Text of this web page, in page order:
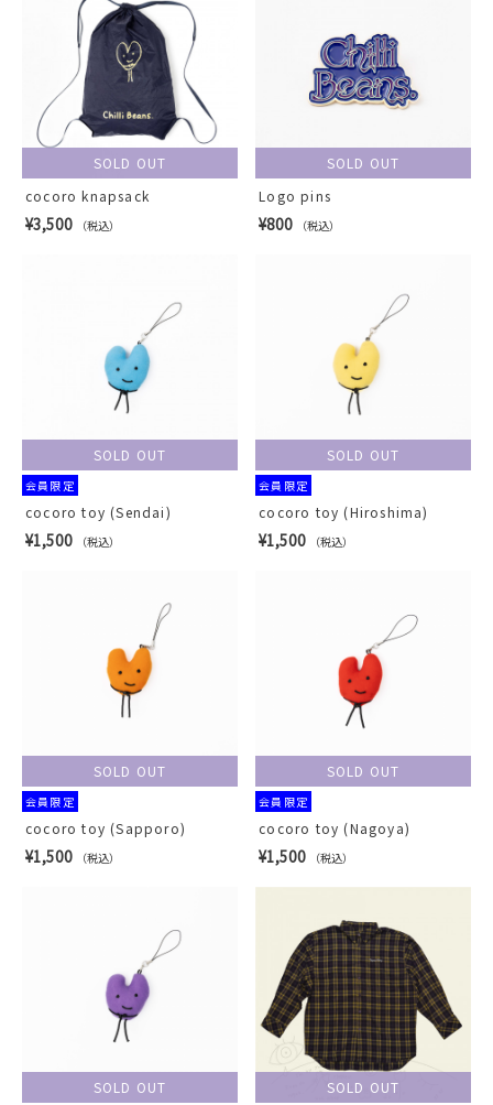
SOLD OUT
cocoro knapsack
¥3,500 （税込）
SOLD OUT
Logo pins
¥800 （税込）
SOLD OUT
会員限定
cocoro toy (Sendai)
¥1,500 （税込）
SOLD OUT
会員限定
cocoro toy (Hiroshima)
¥1,500 （税込）
SOLD OUT
会員限定
cocoro toy (Sapporo)
¥1,500 （税込）
SOLD OUT
会員限定
cocoro toy (Nagoya)
¥1,500 （税込）
SOLD OUT
SOLD OUT